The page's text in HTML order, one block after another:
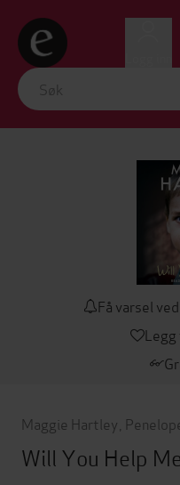
Få varsel
Maggie Hartley
Will You Help